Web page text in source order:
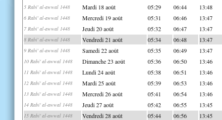
5 Rabi' al-awwal 1448 Mardi 18 août 05:29 06:44 13:48
6 Rabi' al-awwal 1448 Mercredi 19 août 05:31 06:46 13:47
7 Rabi' al-awwal 1448 Jeudi 20 août 05:32 06:47 13:47
8 Rabi' al-awwal 1448 Vendredi 21 août 05:34 06:48 13:47
9 Rabi' al-awwal 1448 Samedi 22 août 05:35 06:49 13:47
10 Rabi' al-awwal 1448 Dimanche 23 août 05:36 06:50 13:46
11 Rabi' al-awwal 1448 Lundi 24 août 05:38 06:51 13:46
12 Rabi' al-awwal 1448 Mardi 25 août 05:39 06:53 13:46
13 Rabi' al-awwal 1448 Mercredi 26 août 05:41 06:54 13:46
14 Rabi' al-awwal 1448 Jeudi 27 août 05:42 06:55 13:45
15 Rabi' al-awwal 1448 Vendredi 28 août 05:44 06:56 13:45